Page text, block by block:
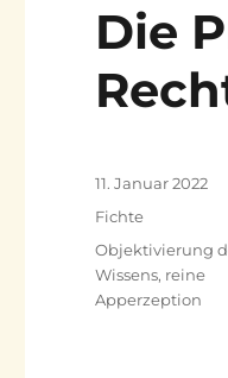
Die
Veröffentlicht
am
11. Januar 2022
Kategorien
Fichte
Schlagwörter
Objektivierung
Wissens, reine
Apperzeption